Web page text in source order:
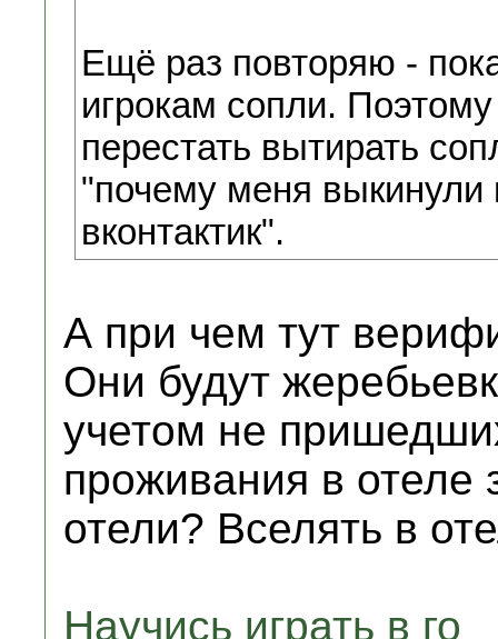
Ещё раз повторяю -
игрокам сопли.
перестать вытирать
"почему меня выкинули
вконтактик".
А при чем тут
Они будут
учетом не
проживания в отеле
отели? Вселять в
Научись играть в го